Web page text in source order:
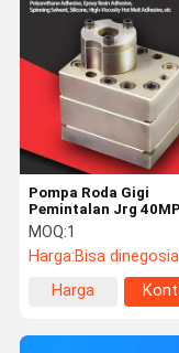
Pompa Roda Gigi
Pemintalan Jrg
Tekanan Tinggi untuk
Ekstrusi Serat Kimia &
Jalur Busa
MOQ:1
Harga:Bisa
Harga